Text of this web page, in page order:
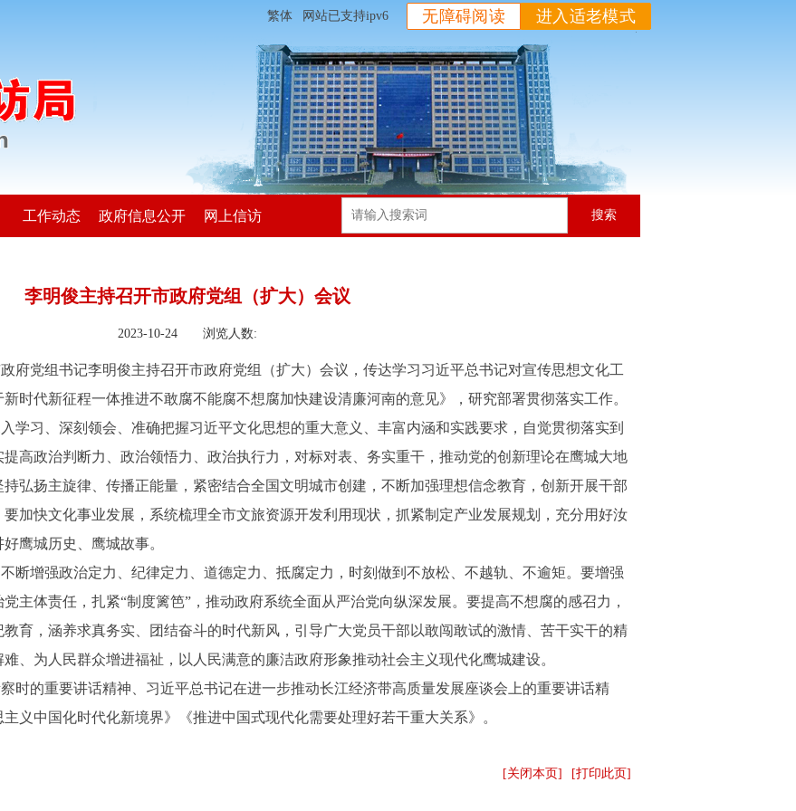
进入适老模式
无障碍阅读
网站已支持ipv6
繁体
工作动态 政府信息公开 网上信访 搜索
李明俊主持召开市政府党组（扩大）会议
2023-10-24 浏览人数:
府党组书记李明俊主持召开市政府党组（扩大）会议，传达学习习近平总书记对宣传思想文化工
时代新征程一体推进不敢腐不能腐不想腐加快建设清廉河南的意见》，研究部署贯彻落实工作。
学习、深刻领会、准确把握习近平文化思想的重大意义、丰富内涵和实践要求，自觉贯彻落实到
高政治判断力、政治领悟力、政治执行力，对标对表、务实重干，推动党的创新理论在鹰城大地
弘扬主旋律、传播正能量，紧密结合全国文明城市创建，不断加强理想信念教育，创新开展干部
加快文化事业发展，系统梳理全市文旅资源开发利用现状，抓紧制定产业发展规划，充分用好汝
鹰城历史、鹰城故事。
断增强政治定力、纪律定力、道德定力、抵腐定力，时刻做到不放松、不越轨、不逾矩。要增强
主体责任，扎紧“制度篱笆”，推动政府系统全面从严治党向纵深发展。要提高不想腐的感召力，
育，涵养求真务实、团结奋斗的时代新风，引导广大党员干部以敢闯敢试的激情、苦干实干的精
、为人民群众增进福祉，以人民满意的廉洁政府形象推动社会主义现代化鹰城建设。
时的重要讲话精神、习近平总书记在进一步推动长江经济带高质量发展座谈会上的重要讲话精
义中国化时代化新境界》《推进中国式现代化需要处理好若干重大关系》。
[打印此页]
[关闭本页]